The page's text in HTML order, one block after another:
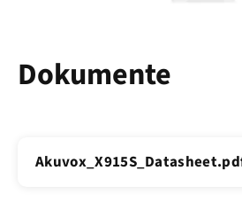
Dokumente